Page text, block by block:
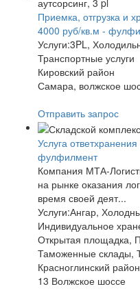
Приемка, отгрузка и
4000 руб/кв.м -
Услуги:3PL,
Транспортные услуги
Кировский район
Самара, волжское
Отправить запрос
Услуга
фулфилмент
Компания МТА-
на рынке оказания
время своей деят...
Услуги:Ангар,
Индивидуальное
Открытая площадка,
Таможенные склады,
Красноглинский район
13 Волжское шоссе